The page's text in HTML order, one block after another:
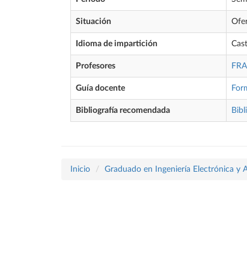
Situación
Idioma de impartición
Profesores
Guía docente
Bibliografía recomendada
Inicio Graduado en Ingeniería Electrónica y